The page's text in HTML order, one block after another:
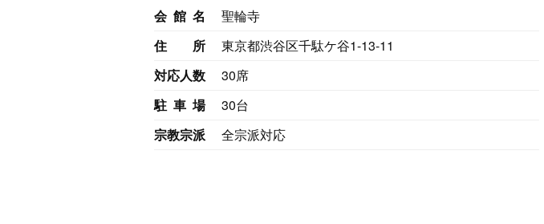
会館名
聖輪寺
住所
東京都渋谷区千駄ケ谷1-13-11
対応人数
30席
駐車場
30台
宗教宗派
全宗派対応